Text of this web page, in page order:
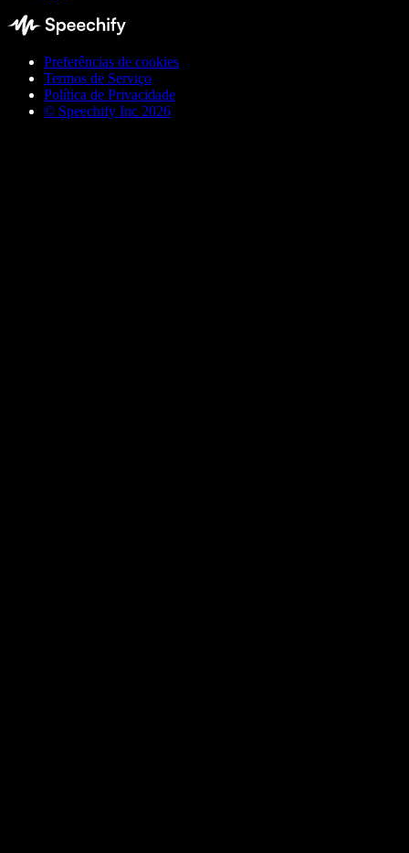
Preferências de cookies
Termos de Serviço
Política de Privacidade
© Speechify Inc 2026